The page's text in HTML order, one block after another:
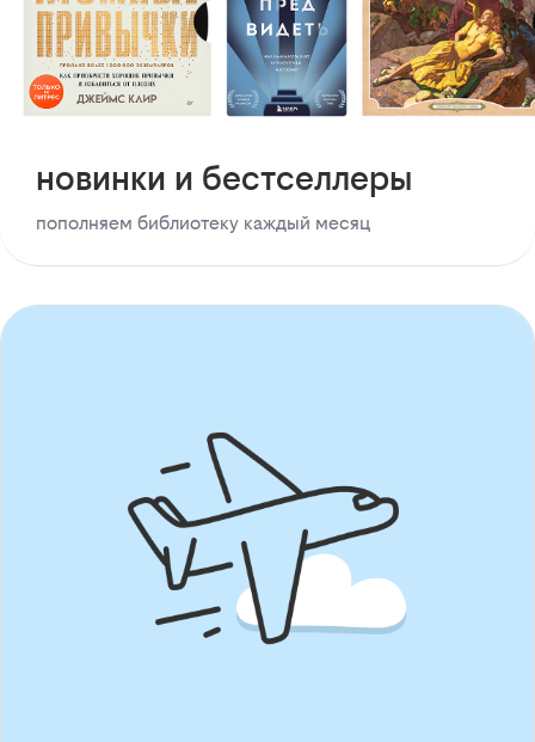
новинки и бестселлеры
пополняем библиотеку каждый месяц